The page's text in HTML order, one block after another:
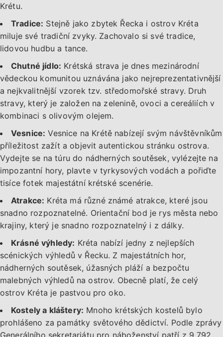
Krétu.
Tradice: Stejně jako zbytek Řecka i ostrov Kréta
miluje své tradiční zvyky. Zachovalo si své tradice,
lidovou hudbu a tance.
Chutné jídlo: Krétská strava je dnes mezinárodní
vědeckou komunitou uznávána jako nejreprezentativnější
a nejkvalitnější vzorek tzv. středomořské stravy. Druh
stravy, který je založen na zelenině, ovoci a cereáliích v
kombinaci s olivovým olejem.
Vesnice: Vesnice na Krétě nabízejí svým návštěvníkům
příležitost zažít a objevit autentickou stránku ostrova.
Vydejte se na túru do nádherných soutěsek, vylézejte na
impozantní hory, plavte v tyrkysových vodách a pořiďte
tisíce fotek majestátní krétské scenérie.
Atrakce: Kréta má různé známé atrakce, které jsou
snadno rozpoznatelné. Orientační bod je rys města nebo
krajiny, který je snadno rozpoznatelný i z dálky.
Krásné výhledy: Kréta nabízí jedny z nejlepších
scénických výhledů v Řecku. Z majestátních hor,
nádherných soutěsek, úžasných pláží a bezpočtu
malebných výhledů na ostrov. Obecně platí, že celý
ostrov Kréta je pastvou pro oko.
Kostely a kláštery: Mnoho krétských kostelů bylo
prohlášeno za památky světového dědictví. Podle zprávy
Generálního sekretariátu pro náboženství patří z 9 792